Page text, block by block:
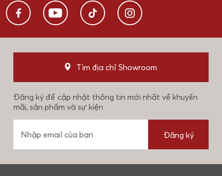
Tìm địa chỉ Showroom
Đăng ký để cập nhật thông tin mới nhất về khuyến
mãi, sản phẩm và sự kiện
Đăng ký